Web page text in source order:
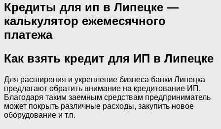
Кредиты для ип в Липецке —
калькулятор ежемесячного
платежа
Как взять кредит для ИП в Липецке
Для расширения и укрепление бизнеса банки Липецка
предлагают обратить внимание на кредитование ИП.
Благодаря таким заемным средствам предприниматель
может покрыть различные расходы, закупить новое
оборудование и т.п.